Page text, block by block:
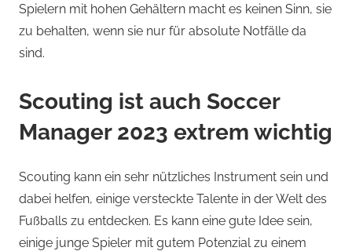
Spielern mit hohen Gehältern macht es keinen Sinn, sie
zu behalten, wenn sie nur für absolute Notfälle da
sind.
Scouting ist auch Soccer
Manager 2023 extrem wichtig
Scouting kann ein sehr nützliches Instrument sein und
dabei helfen, einige versteckte Talente in der Welt des
Fußballs zu entdecken. Es kann eine gute Idee sein,
einige junge Spieler mit gutem Potenzial zu einem